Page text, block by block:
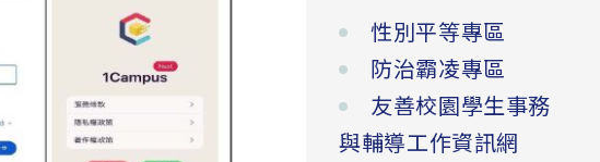
性別平等專區
防治霸凌專區
友善校園學生事務
與輔導工作資訊網